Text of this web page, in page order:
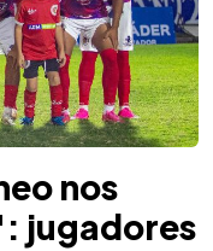
nos
jugadores